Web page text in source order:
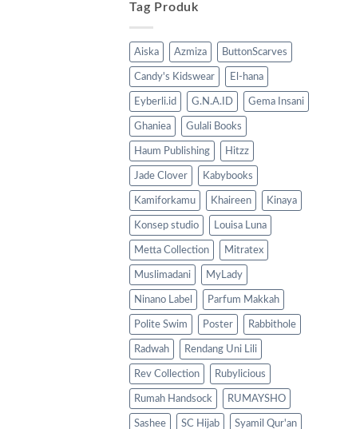
Tag Produk
Aiska Azmiza ButtonScarves
Candy's Kidswear El-hana
Eyberli.id G.N.A.ID Gema Insani
Ghaniea Gulali Books
Haum Publishing Hitzz
Jade Clover Kabybooks
Kamiforkamu Khaireen Kinaya
Konsep studio Louisa Luna
Metta Collection Mitratex
Muslimadani MyLady
Ninano Label Parfum Makkah
Polite Swim Poster Rabbithole
Radwah Rendang Uni Lili
Rev Collection Rubylicious
Rumah Handsock RUMAYSHO
Sashee SC Hijab Syamil Qur'an